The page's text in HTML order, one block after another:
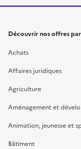
Découvrir nos offres
Achats
Affaires juridiques
Agriculture
Aménagement et
Animation, jeunesse et
Bâtiment